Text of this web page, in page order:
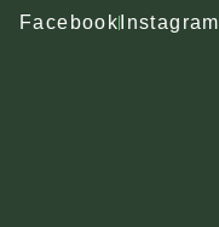
Facebook Instagram